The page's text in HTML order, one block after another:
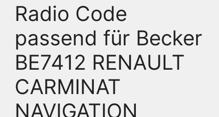
Radio Code
passend für Becker
BE7412 RENAULT
CARMINAT
NAVIGATION